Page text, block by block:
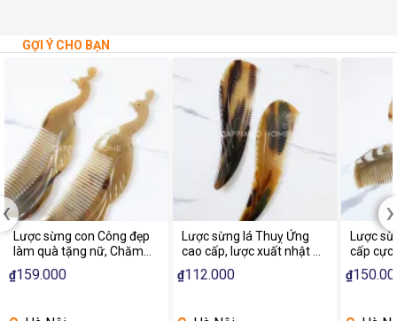
GỢI Ý CHO BẠN
Lược sừng con Công đẹp
làm quà tặng nữ, Chăm
sóc tóc - Horn Comb of
HAHANCO
₫159.000
Lược sừng lá Thuỵ Ứng
cao cấp, lược xuất nhật |
Capiano Home
₫112.000
Lược
cấp cực
mẫu
tại làng
₫
‹ ›